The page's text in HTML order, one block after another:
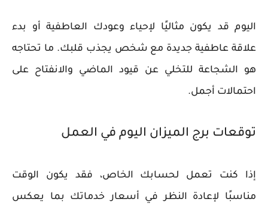
اليوم قد يكون مثاليًا لإحياء وعودك العاطفية أو بدء
علاقة عاطفية جديدة مع شخص يجذب قلبك. ما تحتاجه
هو الشجاعة للتخلي عن قيود الماضي والانفتاح على
احتمالات أجمل.
توقعات برج الميزان اليوم في العمل
إذا كنت تعمل لحسابك الخاص، فقد يكون الوقت
مناسبًا لإعادة النظر في أسعار خدماتك بما يعكس